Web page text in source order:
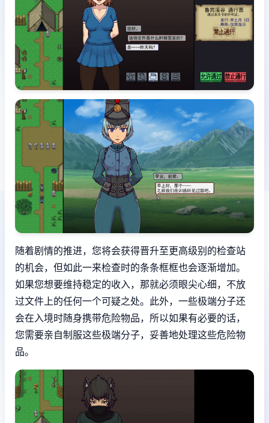
随着剧情的推进，您将会获得晋升至更高级别的检查站
的机会，但如此一来检查时的条条框框也会逐渐增加。
如果您想要维持稳定的收入，那就必须眼尖心细，不放
过文件上的任何一个可疑之处。此外，一些极端分子还
会在入境时随身携带危险物品，所以如果有必要的话，
您需要亲自制服这些极端分子，妥善地处理这些危险物
品。